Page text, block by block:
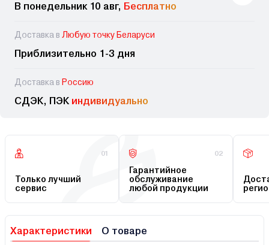
В понедельник 10 авг, Бесплатно
Доставка в Любую точку Беларуси
Приблизительно 1-3 дня
Доставка в Россию
СДЭК, ПЭК индивидуально
01
Только лучший
сервис
02
Гарантийное
обслуживание
любой продукции
Характеристики О товаре